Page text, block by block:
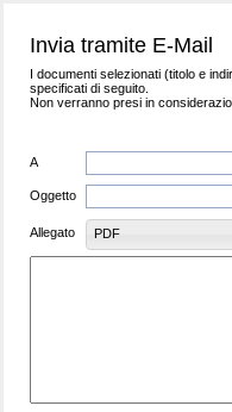
Invia tramite E-Mail
I documenti selezionati (titolo e
specificati di seguito.
Non verranno presi in
A
Oggetto
Allegato PDF